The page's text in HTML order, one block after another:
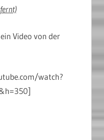
Video von der
watch?